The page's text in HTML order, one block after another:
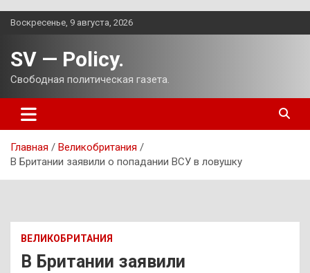
Перейти
Воскресенье, 9 августа, 2026
SV — Policy.
Свободная политическая газета.
Главная
Великобритания
В Британии заявили о попадании ВСУ в ловушку
ВЕЛИКОБРИТАНИЯ
В Британии заявили